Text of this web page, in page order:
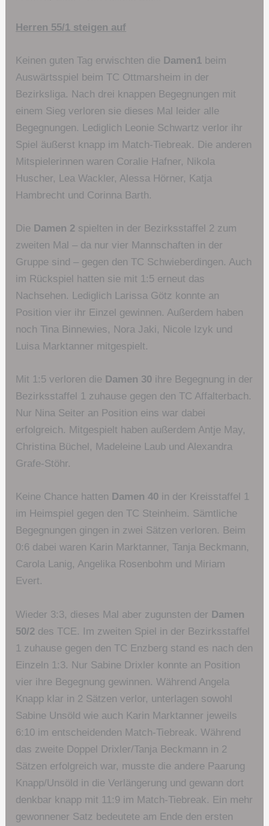
Herren 55/1 steigen auf
Keinen guten Tag erwischten die Damen1 beim
Auswärtsspiel beim TC Ottmarsheim in der
Bezirksliga. Nach drei knappen Begegnungen mit
einem Sieg verloren sie dieses Mal leider alle
Begegnungen. Lediglich Leonie Schwartz verlor ihr
Spiel äußerst knapp im Match-Tiebreak. Die anderen
Mitspielerinnen waren Coralie Hafner, Nikola
Huscher, Lea Wackler, Alessa Hörner, Katja
Hambrecht und Corinna Barth.
Die Damen 2 spielten in der Bezirksstaffel 2 zum
zweiten Mal – da nur vier Mannschaften in der
Gruppe sind – gegen den TC Schwieberdingen. Auch
im Rückspiel hatten sie mit 1:5 erneut das
Nachsehen. Lediglich Larissa Götz konnte an
Position vier ihr Einzel gewinnen. Außerdem haben
noch Tina Binnewies, Nora Jaki, Nicole Izyk und
Luisa Marktanner mitgespielt.
Mit 1:5 verloren die Damen 30 ihre Begegnung in der
Bezirksstaffel 1 zuhause gegen den TC Affalterbach.
Nur Nina Seiter an Position eins war dabei
erfolgreich. Mitgespielt haben außerdem Antje May,
Christina Büchel, Madeleine Laub und Alexandra
Grafe-Stöhr.
Keine Chance hatten Damen 40 in der Kreisstaffel 1
im Heimspiel gegen den TC Steinheim. Sämtliche
Begegnungen gingen in zwei Sätzen verloren. Beim
0:6 dabei waren Karin Marktanner, Tanja Beckmann,
Carola Lanig, Angelika Rosenbohm und Miriam
Evert.
Wieder 3:3, dieses Mal aber zugunsten der Damen
50/2 des TCE. Im zweiten Spiel in der Bezirksstaffel
1 zuhause gegen den TC Enzberg stand es nach den
Einzeln 1:3. Nur Sabine Drixler konnte an Position
vier ihre Begegnung gewinnen. Während Angela
Knapp klar in 2 Sätzen verlor, unterlagen sowohl
Sabine Unsöld wie auch Karin Marktanner jeweils
6:10 im entscheidenden Match-Tiebreak. Während
das zweite Doppel Drixler/Tanja Beckmann in 2
Sätzen erfolgreich war, musste die andere Paarung
Knapp/Unsöld in die Verlängerung und gewann dort
denkbar knapp mit 11:9 im Match-Tiebreak. Ein mehr
gewonnener Satz bedeutete am Ende den ersten